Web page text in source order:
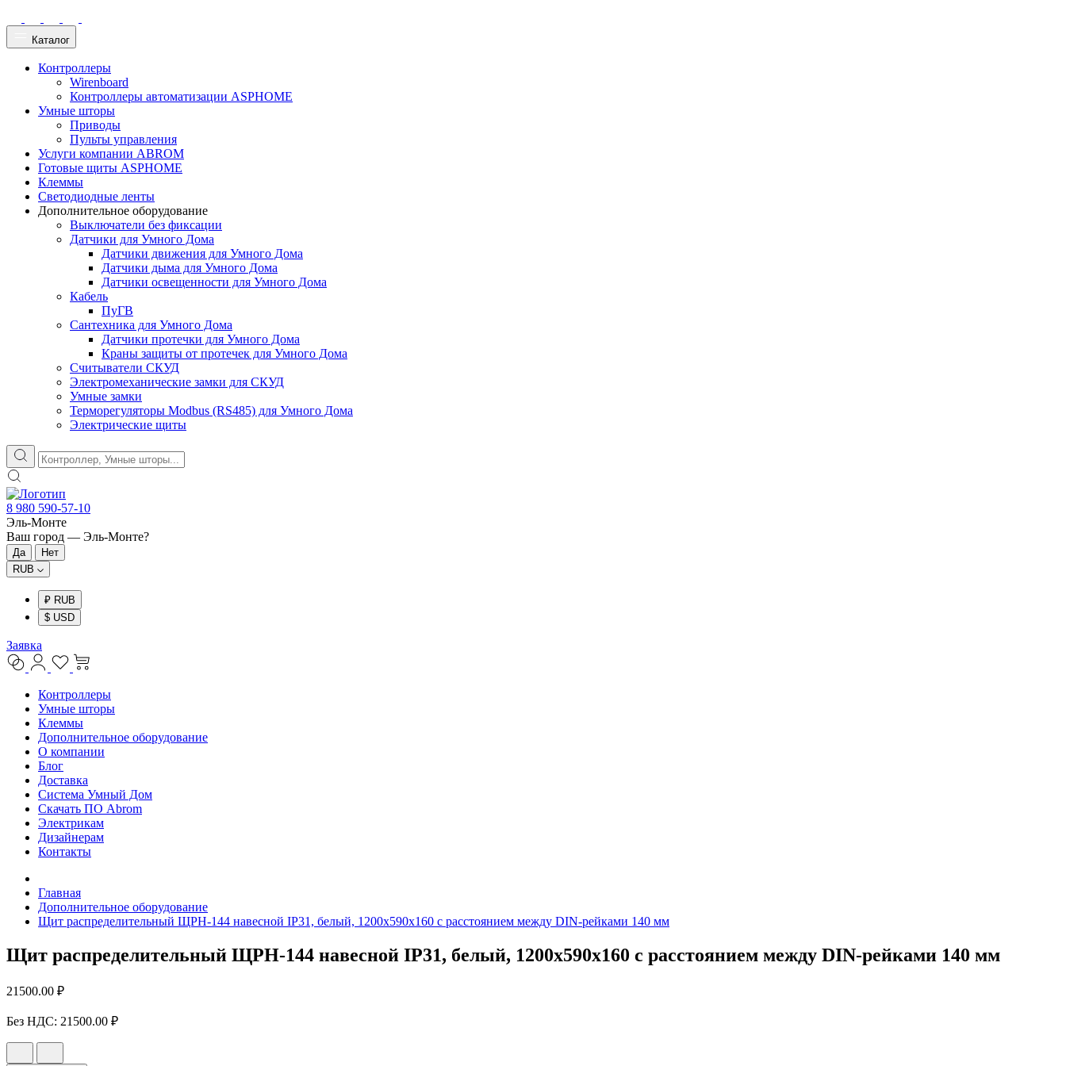
Каталог
Контроллеры
Wirenboard
Контроллеры автоматизации ASPHOME
Умные шторы
Приводы
Пульты управления
Услуги компании ABROM
Готовые щиты ASPHOME
Клеммы
Светодиодные ленты
Дополнительное оборудование
Выключатели без фиксации
Датчики для Умного Дома
Датчики движения для Умного Дома
Датчики дыма для Умного Дома
Датчики освещенности для Умного Дома
Кабель
ПуГВ
Сантехника для Умного Дома
Датчики протечки для Умного Дома
Краны защиты от протечек для Умного Дома
Считыватели СКУД
Электромеханические замки для СКУД
Умные замки
Терморегуляторы Modbus (RS485) для Умного Дома
Электрические щиты
8 980 590-57-10
Эль-Монте
Ваш город — Эль-Монте?
RUB
₽ RUB
$ USD
Заявка
Контроллеры
Умные шторы
Клеммы
Дополнительное оборудование
О компании
Блог
Доставка
Система Умный Дом
Скачать ПО Abrom
Электрикам
Дизайнерам
Контакты
Главная
Дополнительное оборудование
Щит распределительный ЩРН-144 навесной IP31, белый, 1200x590x160 с расстоянием между DIN-рейками 140 мм
Щит распределительный ЩРН-144 навесной IP31, белый, 1200x590x160 с расстоянием между DIN-рейками 140 мм
21500.00 ₽
Без НДС: 21500.00 ₽